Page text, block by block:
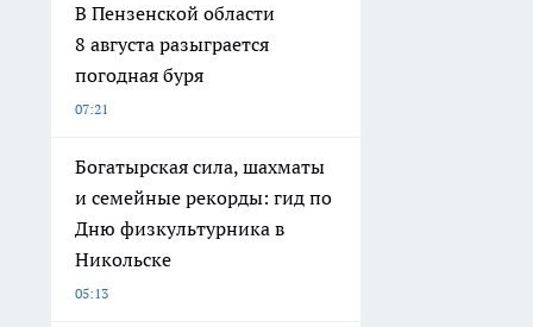
В Пензенской области
8 августа разыграется
погодная буря
07:21
Богатырская сила, шахматы
и семейные рекорды: гид по
Дню физкультурника в
Никольске
05:13